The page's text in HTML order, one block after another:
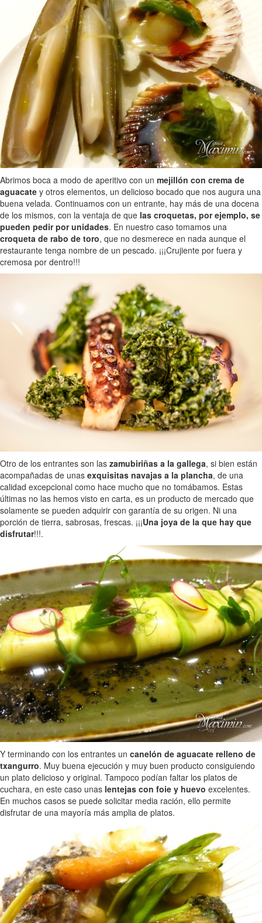
Abrimos boca a modo de aperitivo con un mejillón con crema de
aguacate y otros elementos, un delicioso bocado que nos augura una
buena velada. Continuamos con un entrante, hay más de una docena
de los mismos, con la ventaja de que las croquetas, por ejemplo, se
pueden pedir por unidades. En nuestro caso tomamos una
croqueta de rabo de toro, que no desmerece en nada aunque el
restaurante tenga nombre de un pescado. ¡¡¡Crujiente por fuera y
cremosa por dentro!!!
Otro de los entrantes son las zamubiriñas a la gallega, si bien están
acompañadas de unas exquisitas navajas a la plancha, de una
calidad excepcional como hace mucho que no tomábamos. Estas
últimas no las hemos visto en carta, es un producto de mercado que
solamente se pueden adquirir con garantía de su origen. Ni una
porción de tierra, sabrosas, frescas. ¡¡¡Una joya de la que hay que
disfrutar!!!.
Y terminando con los entrantes un canelón de aguacate relleno de
txangurro. Muy buena ejecución y muy buen producto consiguiendo
un plato delicioso y original. Tampoco podían faltar los platos de
cuchara, en este caso unas lentejas con foie y huevo excelentes.
En muchos casos se puede solicitar media ración, ello permite
disfrutar de una mayoría más amplia de platos.